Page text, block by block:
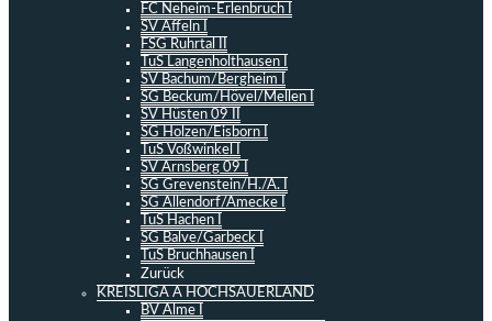
FC Neheim-Erlenbruch I
SV Affeln I
FSG Ruhrtal II
TuS Langenholthausen I
SV Bachum/Bergheim I
SG Beckum/Hövel/Mellen I
SV Hüsten 09 II
SG Holzen/Eisborn I
TuS Voßwinkel I
SV Arnsberg 09 I
SG Grevenstein/H./A. I
SG Allendorf/Amecke I
TuS Hachen I
SG Balve/Garbeck I
TuS Bruchhausen I
Zurück
KREISLIGA A HOCHSAUERLAND
BV Alme I